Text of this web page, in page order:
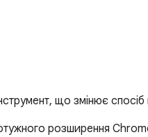
що змінює спосіб
розширення